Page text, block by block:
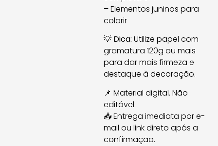
– Elementos juninos para
colorir
💡 Dica: Utilize papel com
gramatura 120g ou mais
para dar mais firmeza e
destaque à decoração.
📌 Material digital. Não
editável.
📥 Entrega imediata por e-
mail ou link direto após a
confirmação.